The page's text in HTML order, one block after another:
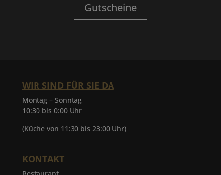
Gutscheine
WIR SIND FÜR SIE DA
Montag – Sonntag
10:30 bis 0:00 Uhr
(Küche von 11:30 bis 23:00 Uhr)
KONTAKT